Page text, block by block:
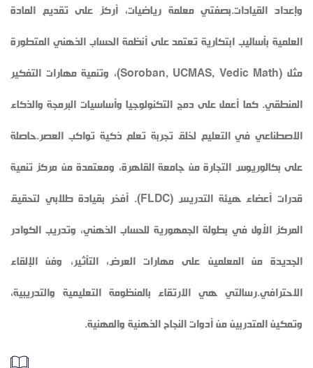
وإعداد القيادات. ​بصفتي معلمة رياضيات، أركز على تقديم المادة
العلمية بأساليب ابتكارية تعتمد على أنظمة الحساب الذهني المتطورة
مثل (Soroban, UCMAS, Vedic Math)، وتنمية مهارات التفكير
المنطقي. كما أعمل على دمج التكنولوجيا وأساسيات البرمجة والذكاء
الاصطناعي في التعليم لخلق تجربة تعلم ذكية تواكب العصر. ​حاصلة
على بكالوريوس التجارة من جامعة القاهرة، ومعتمدة من مركز تنمية
قدرات أعضاء هيئة التدريس (FLDC). أفخر بقيادة طلابي لتحقيق
المركز الأول في بطولة الجمهورية للحساب الذهني، وتدريب الكوادر
الجديدة من المعلمين على مهارات العرض، التأثير، وفن الإلقاء
الاحترافي. ​رسالتي هي الارتقاء بالمنظومة التعليمية والتدريبية،
وتمكين المتدربين من أدوات النجاح الذهنية والمهنية.